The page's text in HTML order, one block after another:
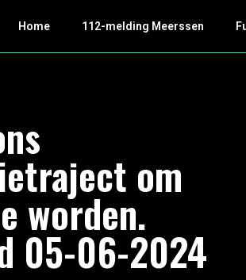
Home 112-melding Meerssen
om
worden.
05-06-2024